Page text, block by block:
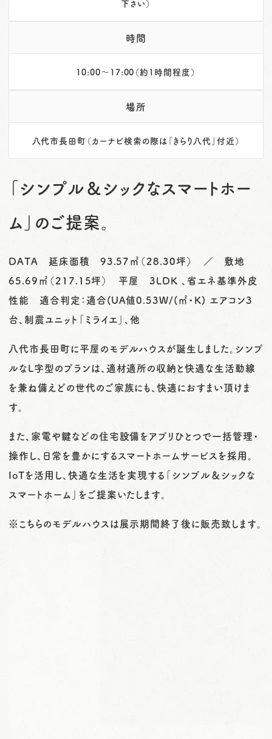
下さい）
時間
10:00～17:00（約1時間程度）
場所
八代市長田町（カーナビ検索の際は「きらり八代」付近）
「シンプル＆シックなスマートホー
ム」のご提案。
DATA 延床面積 93.57㎡（28.30坪） ／ 敷地
65.69㎡（217.15坪） 平屋 3LDK 、省エネ基準外皮
性能 適合判定：適合(UA値0.53W/(㎡・K) エアコン3
台、制震ユニット「ミライエ」、他
八代市長田町に平屋のモデルハウスが誕生しました。シンプ
ルなL字型のプランは、適材適所の収納と快適な生活動線
を兼ね備えどの世代のご家族にも、快適におすまい頂けま
す。
また、家電や鍵などの住宅設備をアプリひとつで一括管理・
操作し、日常を豊かにするスマートホームサービスを採用。
IoTを活用し、快適な生活を実現する「シンプル＆シックな
スマートホーム」をご提案いたします。
※こちらのモデルハウスは展示期間終了後に販売致します。